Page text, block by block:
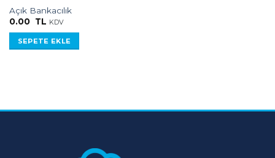
Açık Bankacılık
0.00
TL KDV
SEPETE EKLE